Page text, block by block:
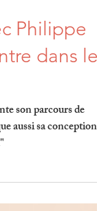
Philippe
dans le
aussi sa conception